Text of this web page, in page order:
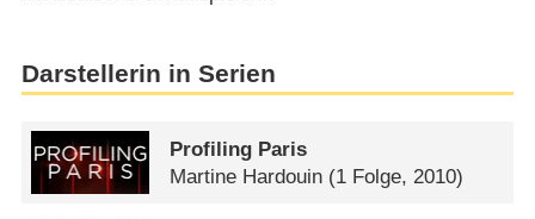
Darstellerin in Serien
Profiling Paris
Martine Hardouin (1 Folge, 2010)